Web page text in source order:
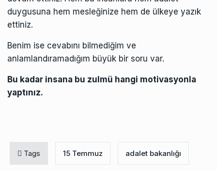
duygusuna hem mesleğinize hem de ülkeye yazık
ettiniz.
Benim ise cevabını bilmediğim ve
anlamlandıramadığım büyük bir soru var.
Bu kadar insana bu zulmü hangi motivasyonla
yaptınız.
Tags 15 Temmuz adalet bakanlığı